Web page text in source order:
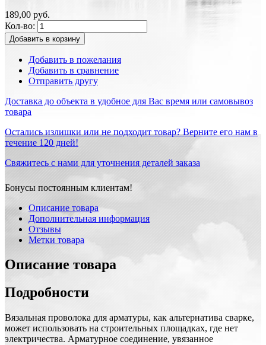
189,00 руб.
Кол-во:
Добавить в корзину
Добавить в пожелания
Добавить в сравнение
Отправить другу
Доставка до объекта в удобное для Вас время или самовывоз
товара
Остались излишки или не подходит товар? Верните его нам в
течение 120 дней!
Свяжитесь с нами для уточнения деталей заказа
Бонусы постоянным клиентам!
Описание товара
Дополнительная информация
Отзывы
Метки товара
Описание товара
Подробности
Вязальная проволока для арматуры, как альтернатива сварке,
может использовать на строительных площадках, где нет
электричества. Арматурное соединение, увязанное